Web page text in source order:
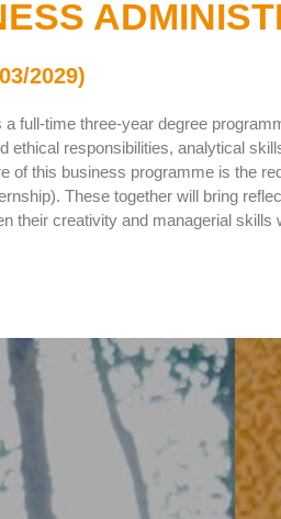
2029)
full-time three-year degree
ethical responsibilities, analytical
of this business programme is the
These together will bring
their creativity and managerial skills